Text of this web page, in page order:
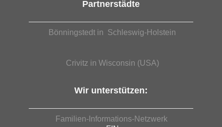
Partnerstädte
Bönningstedt in Schleswig-Holstein
Crivitz in Wisconsin (USA)
Wir unterstützen:
Familien-Informations-Netzwerk